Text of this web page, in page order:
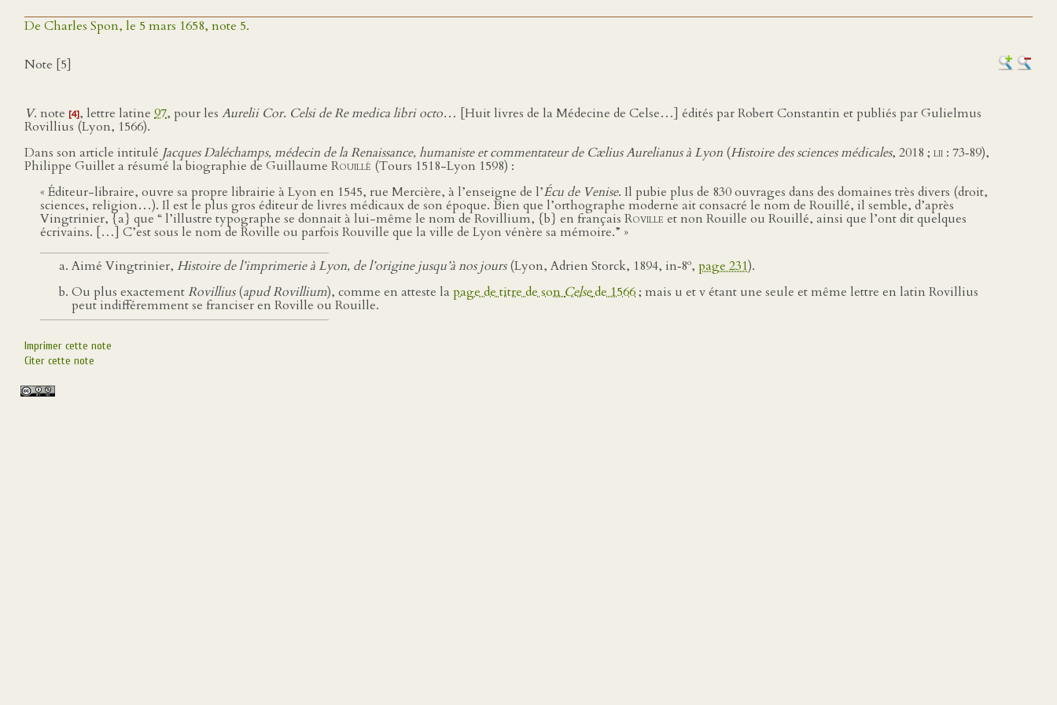
De Charles Spon, le 5 mars 1658, note 5.
Note [5]
V. note [4], lettre latine 97, pour les Aurelii Cor. Celsi de Re medica libri octo… [Huit livres de la Médecine de Celse…] édités par Robert Constantin et publiés par Gulielmus
Rovillius (Lyon, 1566).
Dans son article intitulé Jacques Daléchamps, médecin de la Renaissance, humaniste et commentateur de Cælius Aurelianus à Lyon (Histoire des sciences médicales, 2018 ; lii : 73‑89),
Philippe Guillet a résumé la biographie de Guillaume Rouillé (Tours 1518-Lyon 1598) :
« Éditeur-libraire, ouvre sa propre librairie à Lyon en 1545, rue Mercière, à l’enseigne de l’Écu de Venise. Il pubie plus de 830 ouvrages dans des domaines très divers (droit,
sciences, religion…). Il est le plus gros éditeur de livres médicaux de son époque. Bien que l’orthographe moderne ait consacré le nom de Rouillé, il semble, d’après
Vingtrinier, {a} que “ l’illustre typographe se donnait à lui-même le nom de Rovillium, {b} en français Roville et non Rouille ou Rouillé, ainsi que l’ont dit quelques
écrivains. […] C’est sous le nom de Roville ou parfois Rouville que la ville de Lyon vénère sa mémoire.” »
Aimé Vingtrinier, Histoire de l’imprimerie à Lyon, de l’origine jusqu’à nos jours(Lyon, Adrien Storck, 1894, in‑8o, page 231).
Ou plus exactementRovillius(apud Rovillium), comme en atteste la page de titre de sonCelsede 1566; mais u et v étant une seule et même lettre en latin Rovillius
peut indifféremment se franciser en Roville ou Rouille.
Imprimer cette note
Citer cette note